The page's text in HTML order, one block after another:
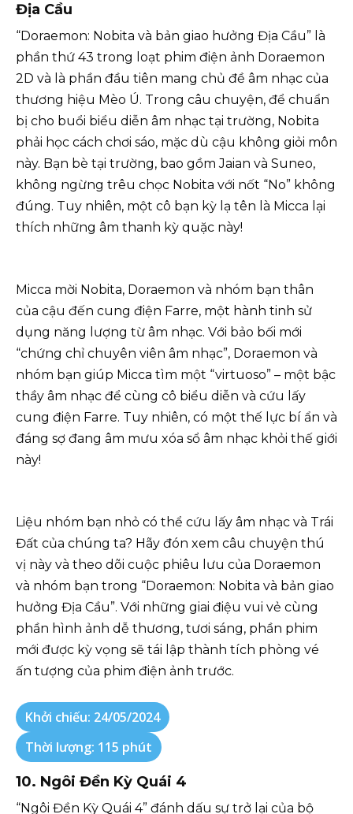
Địa Cầu
“Doraemon: Nobita và bản giao hưởng Địa Cầu” là
phần thứ 43 trong loạt phim điện ảnh Doraemon
2D và là phần đầu tiên mang chủ đề âm nhạc của
thương hiệu Mèo Ú. Trong câu chuyện, để chuẩn
bị cho buổi biểu diễn âm nhạc tại trường, Nobita
phải học cách chơi sáo, mặc dù cậu không giỏi môn
này. Bạn bè tại trường, bao gồm Jaian và Suneo,
không ngừng trêu chọc Nobita với nốt “No” không
đúng. Tuy nhiên, một cô bạn kỳ lạ tên là Micca lại
thích những âm thanh kỳ quặc này!
Micca mời Nobita, Doraemon và nhóm bạn thân
của cậu đến cung điện Farre, một hành tinh sử
dụng năng lượng từ âm nhạc. Với bảo bối mới
“chứng chỉ chuyên viên âm nhạc”, Doraemon và
nhóm bạn giúp Micca tìm một “virtuoso” – một bậc
thầy âm nhạc để cùng cô biểu diễn và cứu lấy
cung điện Farre. Tuy nhiên, có một thế lực bí ẩn và
đáng sợ đang âm mưu xóa sổ âm nhạc khỏi thế giới
này!
Liệu nhóm bạn nhỏ có thể cứu lấy âm nhạc và Trái
Đất của chúng ta? Hãy đón xem câu chuyện thú
vị này và theo dõi cuộc phiêu lưu của Doraemon
và nhóm bạn trong “Doraemon: Nobita và bản giao
hưởng Địa Cầu”. Với những giai điệu vui vẻ cùng
phần hình ảnh dễ thương, tươi sáng, phần phim
mới được kỳ vọng sẽ tái lập thành tích phòng vé
ấn tượng của phim điện ảnh trước.
Khởi chiếu: 24/05/2024
Thời lượng: 115 phút
10. Ngôi Đền Kỳ Quái 4
“Ngôi Đền Kỳ Quái 4” đánh dấu sự trở lại của bộ